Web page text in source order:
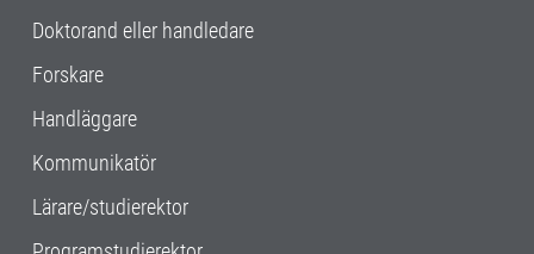
Doktorand eller handledare
Forskare
Handläggare
Kommunikatör
Lärare/studierektor